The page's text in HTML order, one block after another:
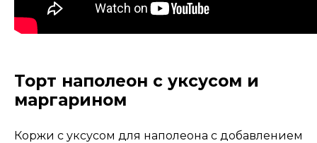
Торт наполеон с уксусом и
маргарином
Коржи с уксусом для наполеона с добавлением